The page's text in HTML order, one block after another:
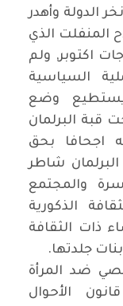
الدولة وأهدر
المنفلت الذي
اكتوبر, ولم
السياسية
يستطيع وضع
قبة البرلمان
اجحافا بحق
شاطر
والمجتمع
الذكورية
ذات الثقافة
جلدتها.
ضد المرأة
الأحوال